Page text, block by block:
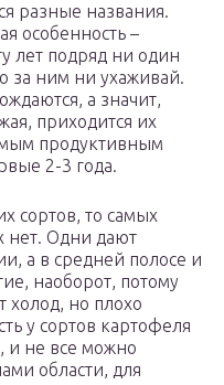
разные названия.
особенность –
лет подряд ни один
за ним ни ухаживай.
а значит,
приходится их
продуктивным
2-3 года.
сортов, то самых
нет. Одни дают
а в средней полосе и
наоборот, потому
но плохо
у сортов картофеля
и не все можно
области, для